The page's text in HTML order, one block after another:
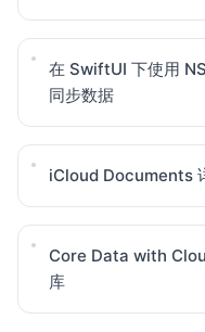
在 SwiftUI 下使用
同步数据
iCloud Documents
Core Data with
库